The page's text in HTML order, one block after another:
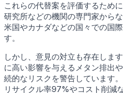
これらの代替案を評価するため
研究所などの機関の専門家から
米国やカナダなどの国々での国
す。
しかし、意見の対立も存在しま
に高い影響を与えるメタン排出
続的なリスクを警告しています
リサイクル率97%やコスト削減